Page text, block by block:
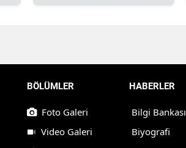
BÖLÜMLER
Foto Galeri
Video Galeri
HABERLER
Bilgi Bankası
Biyografi